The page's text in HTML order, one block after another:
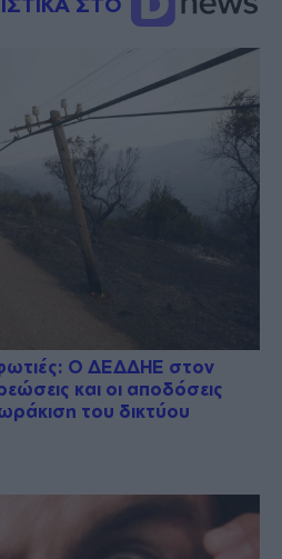
Ο ΔΕΔΔΗΕ στον
και οι αποδόσεις
του δικτύου